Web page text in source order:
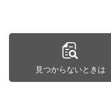
見つからないときは